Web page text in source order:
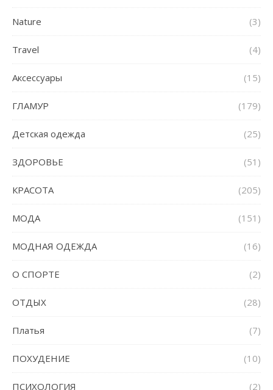
Nature (3)
Travel (4)
Аксессуары (15)
ГЛАМУР (179)
Детская одежда (25)
ЗДОРОВЬЕ (51)
КРАСОТА (205)
МОДА (151)
МОДНАЯ ОДЕЖДА (16)
О СПОРТЕ (2)
ОТДЫХ (28)
Платья (7)
ПОХУДЕНИЕ (10)
ПСИХОЛОГИЯ (2)